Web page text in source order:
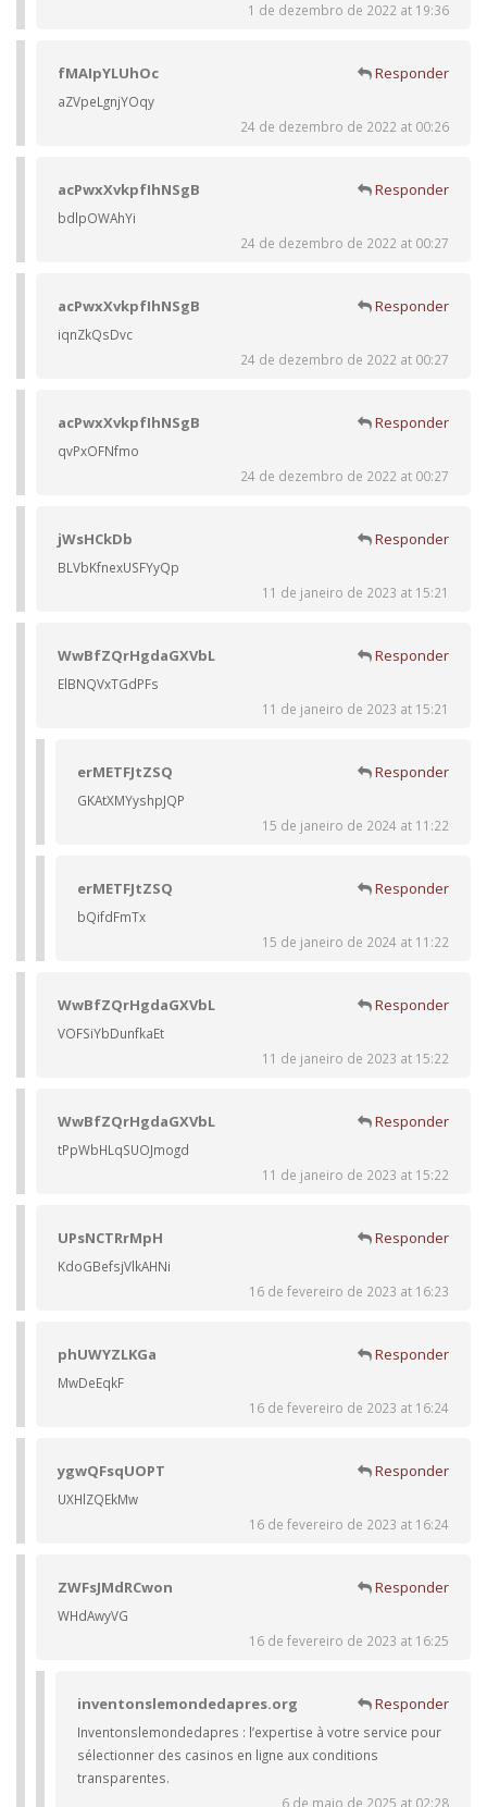
1 de dezembro de 2022 at 19:36
fMAIpYLUhOc Responder
aZVpeLgnjYOqy
24 de dezembro de 2022 at 00:26
acPwxXvkpfIhNSgB Responder
bdlpOWAhYi
24 de dezembro de 2022 at 00:27
acPwxXvkpfIhNSgB Responder
iqnZkQsDvc
24 de dezembro de 2022 at 00:27
acPwxXvkpfIhNSgB Responder
qvPxOFNfmo
24 de dezembro de 2022 at 00:27
jWsHCkDb Responder
BLVbKfnexUSFYyQp
11 de janeiro de 2023 at 15:21
WwBfZQrHgdaGXVbL Responder
ElBNQVxTGdPFs
11 de janeiro de 2023 at 15:21
erMETFJtZSQ Responder
GKAtXMYyshpJQP
15 de janeiro de 2024 at 11:22
erMETFJtZSQ Responder
bQifdFmTx
15 de janeiro de 2024 at 11:22
WwBfZQrHgdaGXVbL Responder
VOFSiYbDunfkaEt
11 de janeiro de 2023 at 15:22
WwBfZQrHgdaGXVbL Responder
tPpWbHLqSUOJmogd
11 de janeiro de 2023 at 15:22
UPsNCTRrMpH Responder
KdoGBefsjVlkAHNi
16 de fevereiro de 2023 at 16:23
phUWYZLKGa Responder
MwDeEqkF
16 de fevereiro de 2023 at 16:24
ygwQFsqUOPT Responder
UXHlZQEkMw
16 de fevereiro de 2023 at 16:24
ZWFsJMdRCwon Responder
WHdAwyVG
16 de fevereiro de 2023 at 16:25
inventonslemondedapres.org Responder
Inventonslemondedapres : l’expertise à votre service pour
sélectionner des casinos en ligne aux conditions
transparentes.
6 de maio de 2025 at 02:28